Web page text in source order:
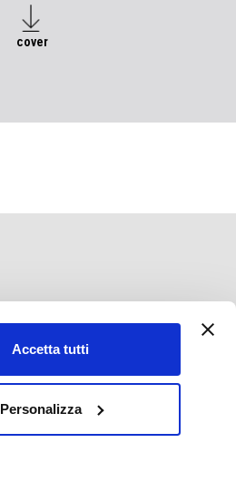
Accetta tutti
Personalizza
cover